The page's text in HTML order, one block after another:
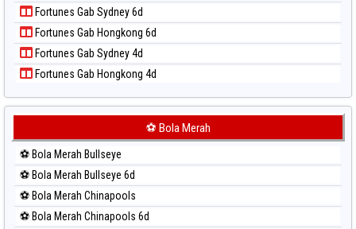
Paito Harian Pennsylvania Day
Paito Harian Sao Paulo
Paito Harian Singapore
Paito Harian Sydney
Paito Harian Sydney Lottery
Paito Harian Sydney Lottery 6d
Paito Harian Sydney Lotto
Paito Harian Sydney Pools 6d
Paito Harian Taipei
Paito Harian Taiwan
Fortunes Gab Sydney 6d
Fortunes Gab Hongkong 6d
Fortunes Gab Sydney 4d
Fortunes Gab Hongkong 4d
⚽ Bola Merah
⚽ Bola Merah Bullseye
⚽ Bola Merah Bullseye 6d
⚽ Bola Merah Chinapools
⚽ Bola Merah Chinapools 6d